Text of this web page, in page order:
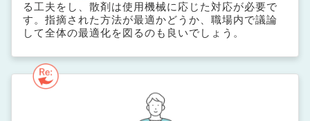
る工夫をし、散剤は使用機械に応じた対応が必要で
す。指摘された方法が最適かどうか、職場内で議論
して全体の最適化を図るのも良いでしょう。